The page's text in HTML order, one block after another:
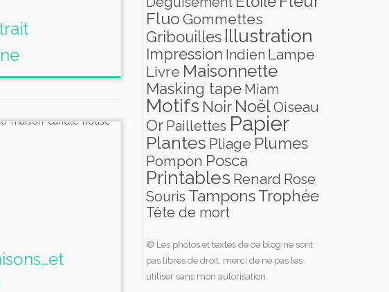
Fluo Gommettes
Gribouilles Illustration
Impression Indien Lampe
Livre Maisonnette
Masking tape Miam
Motifs Noir NoëlOiseau
Or Paillettes Papier
Plantes Pliage Plumes
Pompon Posca
Printables Renard Rose
Souris TamponsTrophée
Tête de mort
© Les photos et textes de ce blog ne sont
pas libres de droit, merci de ne pas les
utiliser sans mon autorisation.